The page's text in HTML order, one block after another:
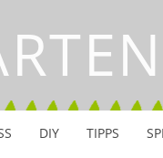
DIY TIPPS